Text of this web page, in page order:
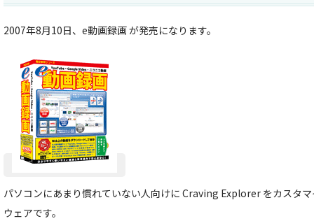
2007年8月10日、e動画録画 が発売になります。
パソコンにあまり慣れていない人向けに Craving Explorer をカスタ
ウェアです。